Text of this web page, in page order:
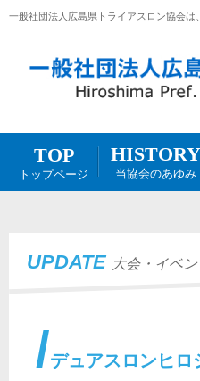
一般社団法人広島県トライアスロン協会
TOP
トップページ
HISTORY
当協会のあゆみ
UPDATE 大会・イベ
デュアスロンヒロ